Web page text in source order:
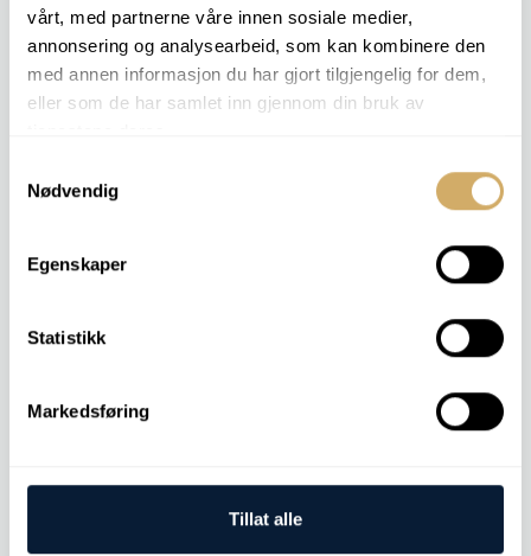
vårt, med partnerne våre innen sosiale medier,
annonsering og analysearbeid, som kan kombinere den
med annen informasjon du har gjort tilgjengelig for dem,
eller som de har samlet inn gjennom din bruk av
Nødvendig
Egenskaper
Statistikk
Markedsføring
Tillat alle
Ta kontakt med oss dersom du har ukjent materiale,
mistenker produksjonsfeil, eller ønsker å dokumentere
samsvar med spesifikasjoner.
SISTE ARTIKLER
Nolab ønsker deg en velsmurt høytid
Biologisk nedbrytbare oljer gir nye muligheter – og nye